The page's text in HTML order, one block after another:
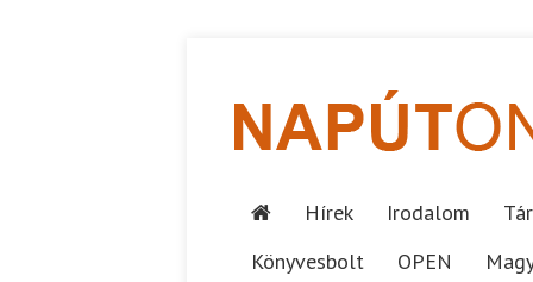
Hírek Irodalom
Könyvesbolt
OPEN